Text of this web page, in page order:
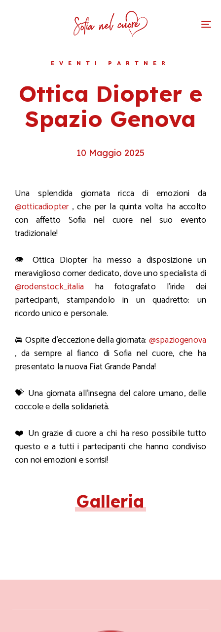
EVENTI PARTNER
Ottica Diopter e
Spazio Genova
10 Maggio 2025
Una splendida giornata ricca di emozioni da
@otticadiopter , che per la quinta volta ha accolto
con affetto Sofia nel cuore nel suo evento
tradizionale!
👁️ Ottica Diopter ha messo a disposizione un
meraviglioso corner dedicato, dove uno specialista di
@rodenstock_italiaha fotografato l’iride dei
partecipanti, stampandolo in un quadretto: un
ricordo unico e personale.
🚘 Ospite d’eccezione della giornata: @spaziogenova
, da sempre al fianco di Sofia nel cuore, che ha
presentato la nuova Fiat Grande Panda!
💝 Una giornata all’insegna del calore umano, delle
coccole e della solidarietà.
❤️ Un grazie di cuore a chi ha reso possibile tutto
questo e a tutti i partecipanti che hanno condiviso
con noi emozioni e sorrisi!
Galleria